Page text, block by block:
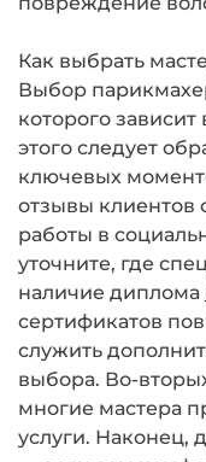
Как выбрать
Выбор
которого
этого следует
ключевых
отзывы клиентов
работы в
уточните, где
наличие диплома
сертификатов
служить
выбора. Во-
многие мастера
услуги. Наконец,